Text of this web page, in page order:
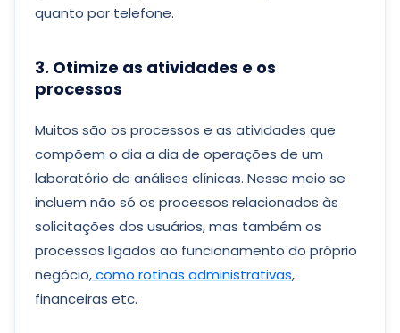
quanto por telefone.
3. Otimize as atividades e os
processos
Muitos são os processos e as atividades que
compõem o dia a dia de operações de um
laboratório de análises clínicas. Nesse meio se
incluem não só os processos relacionados às
solicitações dos usuários, mas também os
processos ligados ao funcionamento do próprio
negócio,como rotinas administrativas,
financeiras etc.